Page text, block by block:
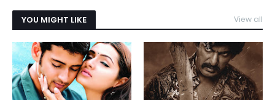
YOU MIGHT LIKE View all